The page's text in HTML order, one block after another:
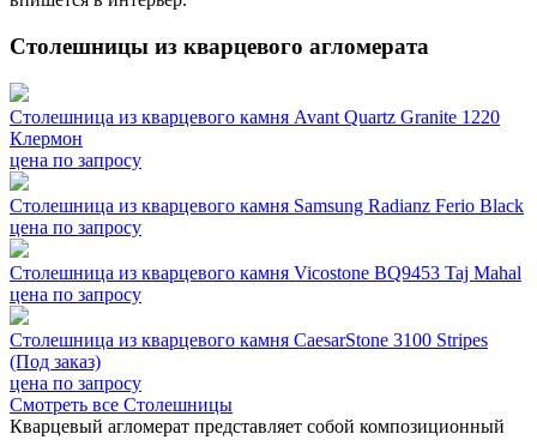
Столешницы из кварцевого агломерата
Столешница из кварцевого камня Avant Quartz Granite 1220
Клермон
цена по запросу
Столешница из кварцевого камня Samsung Radianz Ferio Black
цена по запросу
Столешница из кварцевого камня Vicostone BQ9453 Taj Mahal
цена по запросу
Столешница из кварцевого камня CaesarStone 3100 Stripes
(Под заказ)
цена по запросу
Смотреть все Столешницы
Кварцевый агломерат представляет собой композиционный